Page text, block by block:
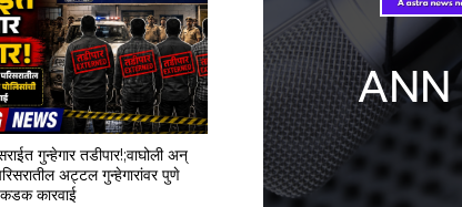
गुन्हेगार तडीपार!;वाघोली अन्
अट्टल गुन्हेगारांवर पुणे
कडक कारवाई